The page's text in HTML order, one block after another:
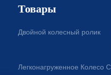
Товары
Двойной колесный ролик
Легконагруженное Колесо С